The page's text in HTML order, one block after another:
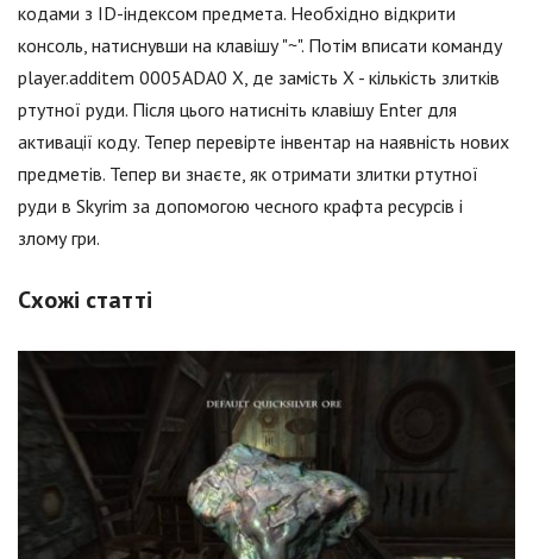
кодами з ID-індексом предмета. Необхідно відкрити
консоль, натиснувши на клавішу "~". Потім вписати команду
player.additem 0005ADA0 X, де замість X - кількість злитків
ртутної руди. Після цього натисніть клавішу Enter для
активації коду. Тепер перевірте інвентар на наявність нових
предметів. Тепер ви знаєте, як отримати злитки ртутної
руди в Skyrim за допомогою чесного крафта ресурсів і
злому гри.
Схожі статті